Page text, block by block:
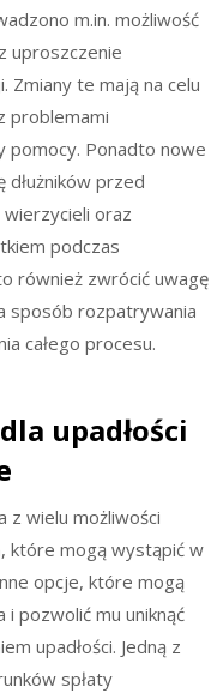
m.in. możliwość
uproszczenie
Zmiany te mają na celu
problemami
Ponadto nowe
przed
oraz
podczas
również zwrócić uwagę
sposób rozpatrywania
całego procesu.
upadłości
z wielu możliwości
które mogą wystąpić w
opcje, które mogą
i pozwolić mu uniknąć
upadłości. Jedną z
spłaty